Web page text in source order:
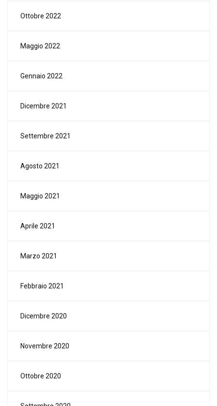
Ottobre 2022
Maggio 2022
Gennaio 2022
Dicembre 2021
Settembre 2021
Agosto 2021
Maggio 2021
Aprile 2021
Marzo 2021
Febbraio 2021
Dicembre 2020
Novembre 2020
Ottobre 2020